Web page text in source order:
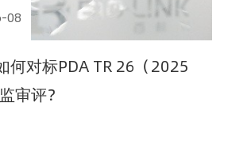
08
何对标PDA TR 26（2025
审评？